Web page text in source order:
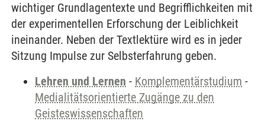
wichtiger Grundlagentexte und Begrifflichkeiten mit
der experimentellen Erforschung der Leiblichkeit
ineinander. Neben der Textlektüre wird es in jeder
Sitzung Impulse zur Selbsterfahrung geben.
Lehren und Lernen - Komplementärstudium -
Medialitätsorientierte Zugänge zu den
Geisteswissenschaften